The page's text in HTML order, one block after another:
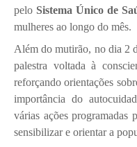
pelo Sistema Único de
mulheres ao longo do mês.
Além do mutirão, no dia 2
palestra voltada à
reforçando orientações
importância do
várias ações
sensibilizar e orientar a